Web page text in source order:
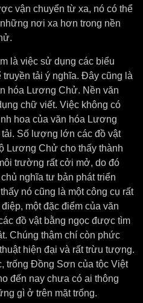
vận chuyển từ xa, nó có thể
nơi xa hơn trong nền
là việc sử dụng các biểu
tải ý nghĩa. Đây cũng là
hóa Lương Chử. Nền văn
chữ viết. Việc không có
hoa của văn hóa Lương
Số lượng lớn các đồ vật
Lương Chử cho thấy thành
trường rất cởi mở, do đó
nghĩa tư bản phát triển
nó cũng là một công cụ rất
một đặc điểm của văn
đồ vật bằng ngọc được tìm
Chúng thậm chí còn phức
hiện đại và rất trừu tượng.
trống Đồng Sơn của tộc Việt
đến nay chưa có ai thông
gì ở trên mặt trống.